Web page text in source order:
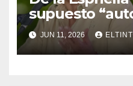
supuesto
legislativo”
suspender
a Petro
JUN 11, 2026